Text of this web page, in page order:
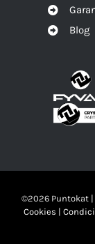
Blog
©2026 Puntokat |
Cookies |